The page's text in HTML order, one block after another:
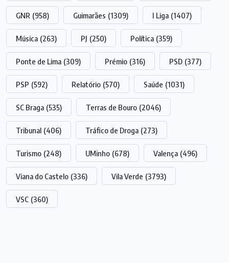
GNR (958) Guimarães (1309) I Liga (1407)
Música (263) PJ (250) Política (359)
Ponte de Lima (309) Prémio (316) PSD (377)
PSP (592) Relatório (570) Saúde (1031)
SC Braga (535) Terras de Bouro (2046)
Tribunal (406) Tráfico de Droga (273)
Turismo (248) UMinho (678) Valença (496)
Viana do Castelo (336) Vila Verde (3793)
VSC (360)